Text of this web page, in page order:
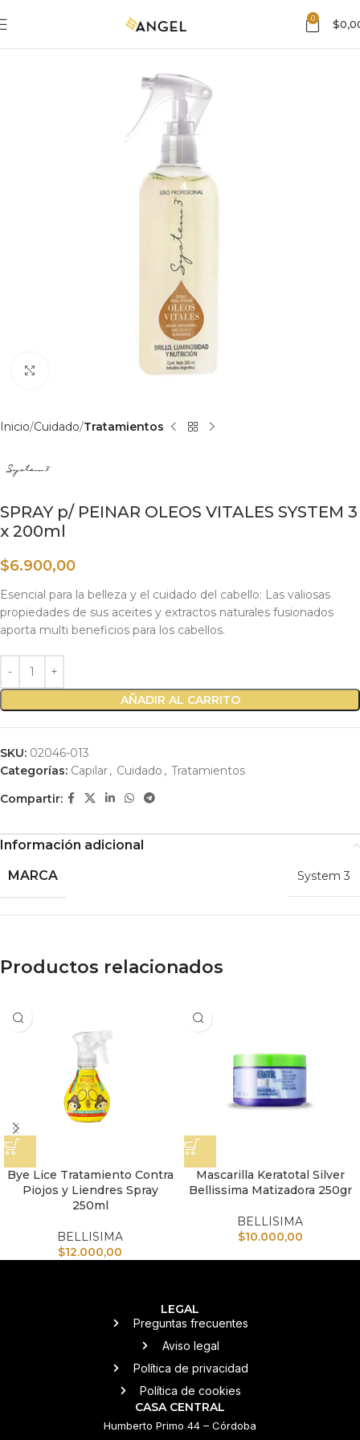
0 $
Haga clic para ampliar
Inicio Cuidado Tratamientos
SPRAY p/ PEINAR OLEOS VITALES SYSTEM 3
x 200ml
$6.900,00
Esencial para la belleza y el cuidado del cabello: Las valiosas
propiedades de sus aceites y extractos naturales fusionados
aporta multi beneficios para los cabellos.
AÑADIR AL CARRITO
SKU: 02046-013
Categorías: Capilar, Cuidado , Tratamientos
Compartir:
Información adicional
MARCA
System 3
Productos relacionados
Bye Lice Tratamiento Contra
Piojos y Liendres Spray
250ml
BELLISIMA
$12.000,00
Mascarilla Keratotal Silver
Bellissima Matizadora 250gr
BELLISIMA
$10.000,00
LEGAL
Preguntas frecuentes
Aviso legal
Política de privacidad
Política de cookies
CASA CENTRAL
Humberto Primo 44 – Córdoba